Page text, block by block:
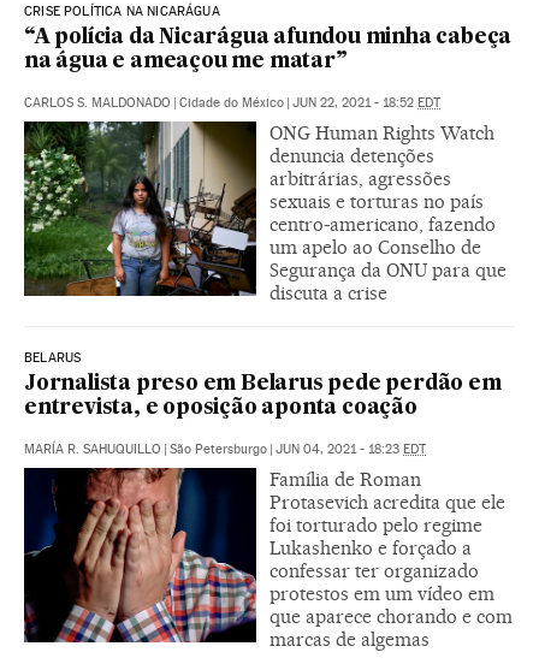
CRISE POLÍTICA NA NICARÁGUA
“A polícia da Nicarágua afundou minha cabeça
na água e ameaçou me matar”
CARLOS S. MALDONADO Cidade do México JUN 22, 2021 - 18:52 EDT
ONG Human Rights Watch
denuncia detenções
arbitrárias, agressões
sexuais e torturas no país
centro-americano, fazendo
um apelo ao Conselho de
Segurança da ONU para que
discuta a crise
BELARUS
Jornalista preso em Belarus pede perdão em
entrevista, e oposição aponta coação
MARÍA R. SAHUQUILLO São Petersburgo JUN 04, 2021 - 18:23 EDT
Família de Roman
Protasevich acredita que ele
foi torturado pelo regime
Lukashenko e forçado a
confessar ter organizado
protestos em um vídeo em
que aparece chorando e com
marcas de algemas